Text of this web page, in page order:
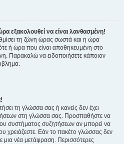
εξακολουθεί να είναι λανθασμένη!
τη ζώνη ώρας σωστά και η ώρα
ή ώρα που είναι αποθηκευμένη στο
Παρακαλώ να ειδοποιήσετε κάποιον
τη γλώσσα σας ή κανείς δεν έχει
στη γλώσσα σας. Προσπαθήστε να
συστήματος συζητήσεων αν μπορεί να
χρειάζεστε. Εάν το πακέτο γλώσσας δεν
μια νέα μετάφραση. Περισσότερες